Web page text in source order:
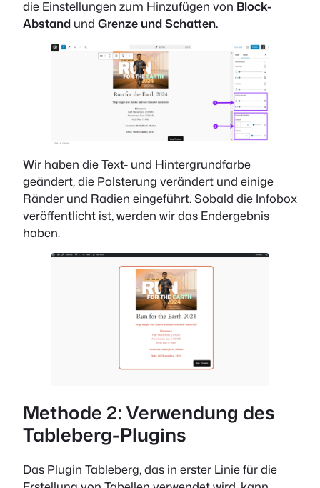
die Einstellungen zum Hinzufügen von Block-
Abstand und Grenze und Schatten.
Wir haben die Text- und Hintergrundfarbe
geändert, die Polsterung verändert und einige
Ränder und Radien eingeführt. Sobald die Infobox
veröffentlicht ist, werden wir das Endergebnis
haben.
Methode 2: Verwendung des
Tableberg-Plugins
Das Plugin Tableberg, das in erster Linie für die